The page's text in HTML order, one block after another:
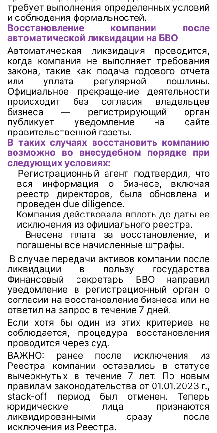
требует выполнения определенных условий
и соблюдения формальностей.
Восстановление компании после
автоматической ликвидации на БВО
Автоматическая ликвидация проводится,
когда компания не выполняет требования
закона, такие как подача годового отчета
или уплата регулярной пошлины.
Официальное прекращение деятельности
происходит без согласия владельцев
бизнеса — регистрирующий орган
публикует уведомление на сайте
правительственной газеты.
В таких случаях восстановить компанию
возможно во внесудебном порядке при
следующих условиях:
Регистрационный агент подтвердил, что
вся информация о бизнесе, включая
реестр директоров, была обновлена и
проведен due diligence.
Компания действовала вплоть до даты ее
исключения из официального реестра.
Внесена плата за восстановление, и
погашены все начисленные штрафы.
В случае передачи активов компании после
ликвидации в пользу государства
Финансовый секретарь БВО направил
уведомление в регистрационный орган о
согласии на восстановление бизнеса или не
ответил на запрос в течение 7 дней.
Если хотя бы один из этих критериев не
соблюдается, процедура восстановления
проводится через суд.
ВАЖНО: ранее после исключения из
Реестра компании оставались в статусе
вычеркнутых в течение 7 лет. По новым
правилам законодательства от 01.01.2023 г.,
stack-off
период был отменен. Теперь
юридические лица признаются
ликвидированными сразу после
исключения из Реестра.